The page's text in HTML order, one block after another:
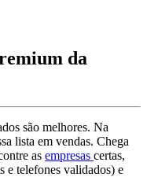
da
são melhores. Na
lista em vendas. Chega
as empresas certas,
e telefones validados) e